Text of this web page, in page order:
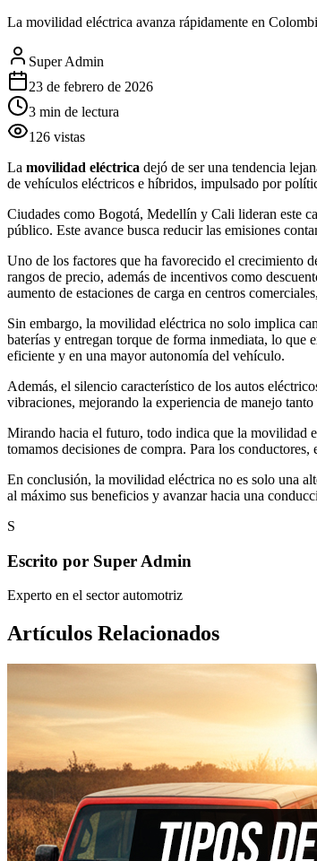
La movilidad eléctrica avanza rápidamente en
Super Admin
23 de febrero de 2026
3 min de lectura
126 vistas
La movilidad eléctrica dejó de ser una tendencia
de vehículos eléctricos e híbridos, impulsado por
Ciudades como Bogotá, Medellín y Cali lideran este
público. Este avance busca reducir las emisiones
Uno de los factores que ha favorecido el crecimiento
rangos de precio, además de incentivos como
aumento de estaciones de carga en centros
Sin embargo, la movilidad eléctrica no solo implica
baterías y entregan torque de forma inmediata, lo que
eficiente y en una mayor autonomía del vehículo.
Además, el silencio característico de los autos
vibraciones, mejorando la experiencia de manejo
Mirando hacia el futuro, todo indica que la movilidad
tomamos decisiones de compra. Para los
En conclusión, la movilidad eléctrica no es solo una
al máximo sus beneficios y avanzar hacia una
S
Escrito por Super Admin
Experto en el sector automotriz
Artículos Relacionados